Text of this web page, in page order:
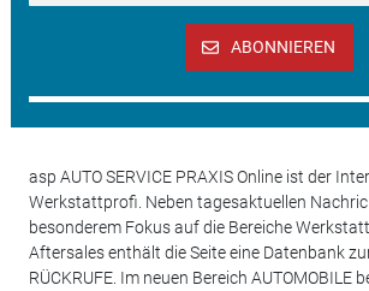
ABONNIEREN
asp AUTO SERVICE PRAXIS Online ist der
Werkstattprofi. Neben tagesaktuellen
besonderem Fokus auf die Bereiche
Aftersales enthält die Seite eine Datenbank
RÜCKRUFE. Im neuen Bereich AUTOMOBILE